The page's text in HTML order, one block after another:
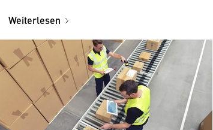
Weiterlesen